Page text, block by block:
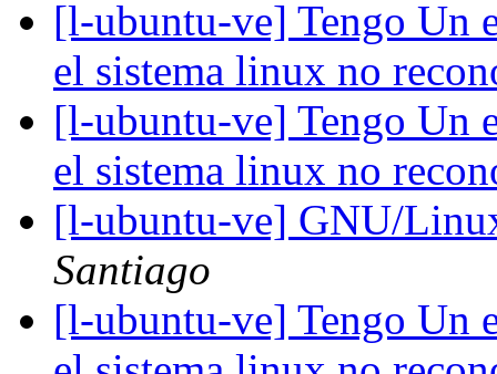
[l-ubuntu-ve] Tengo Un
el sistema linux no
[l-ubuntu-ve] Tengo Un
el sistema linux no
[l-ubuntu-ve] GNU/
Santiago
[l-ubuntu-ve] Tengo Un